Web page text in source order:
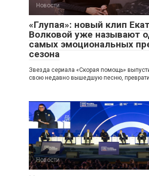
Новости
«Глупая»: новый клип
Волковой уже называют
самых эмоциональных
сезона
Звезда сериала «Скорая помощь»
свою недавно вышедшую песню,
Новости